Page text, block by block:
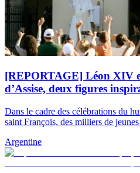
[REPORTAGE] Léon XIV
d’Assise, deux figures
Dans le cadre des célébrations du
saint François, des milliers de jeunes
Argentine